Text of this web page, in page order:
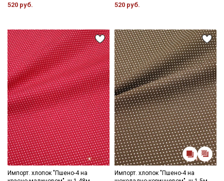
520 руб. 520 руб.
Импорт. хлопок "Пшено-4 на
Импорт. хлопок "Пшено-4 на
Ознакомлен(а) с
Политикой обработки персональных
ДаюСогласие на получение рекламных и
информационных рассылок